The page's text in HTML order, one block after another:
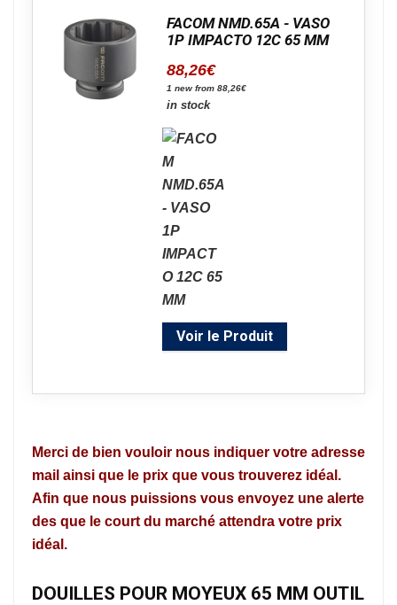
FACOM NMD.65A - VASO
1P IMPACTO 12C 65 MM
88,26€
1 new from 88,26€
in stock
Voir le Produit
Merci de bien vouloir nous indiquer votre adresse
mail ainsi que le prix que vous trouverez idéal.
Afin que nous puissions vous envoyez une alerte
des que le court du marché attendra votre prix
idéal.
DOUILLES POUR MOYEUX 65 MM OUTIL